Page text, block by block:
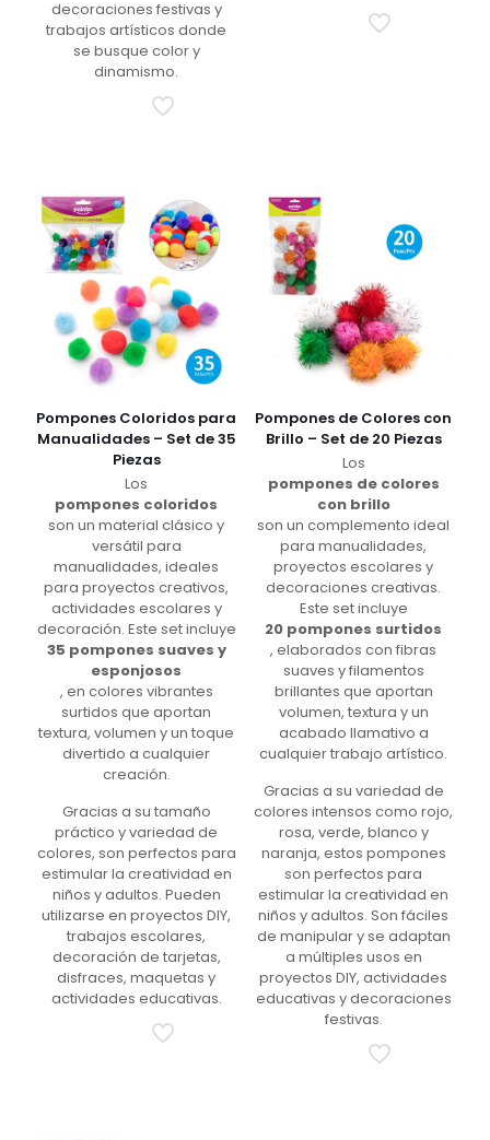
decoraciones festivas y
trabajos artísticos donde
se busque color y
dinamismo.
Pompones Coloridos para
Manualidades – Set de 35
Piezas
Los
pompones coloridos
son un material clásico y
versátil para
manualidades, ideales
para proyectos creativos,
actividades escolares y
decoración. Este set incluye
35 pompones suaves y
esponjosos
, en colores vibrantes
surtidos que aportan
textura, volumen y un toque
divertido a cualquier
creación.
Gracias a su tamaño
práctico y variedad de
colores, son perfectos para
estimular la creatividad en
niños y adultos. Pueden
utilizarse en proyectos DIY,
trabajos escolares,
decoración de tarjetas,
disfraces, maquetas y
actividades educativas.
Pompones de Colores con
Brillo – Set de 20 Piezas
Los
pompones de colores
con brillo
son un complemento ideal
para manualidades,
proyectos escolares y
decoraciones creativas.
Este set incluye
20 pompones surtidos
, elaborados con fibras
suaves y filamentos
brillantes que aportan
volumen, textura y un
acabado llamativo a
cualquier trabajo artístico.
Gracias a su variedad de
colores intensos como rojo,
rosa, verde, blanco y
naranja, estos pompones
son perfectos para
estimular la creatividad en
niños y adultos. Son fáciles
de manipular y se adaptan
a múltiples usos en
proyectos DIY, actividades
educativas y decoraciones
festivas.